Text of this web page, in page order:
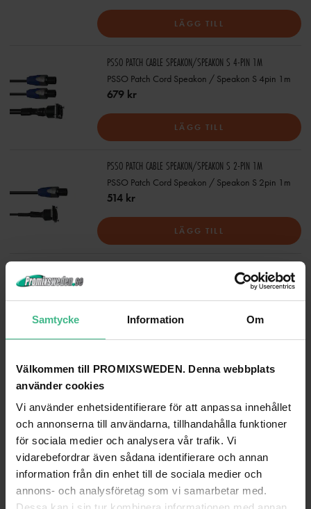
Samtycke Information Om
Välkommen till PROMIXSWEDEN. Denna webbplats
använder cookies
Vi använder enhetsidentifierare för att anpassa innehållet
och annonserna till användarna, tillhandahålla funktioner
för sociala medier och analysera vår trafik. Vi
vidarebefordrar även sådana identifierare och annan
information från din enhet till de sociala medier och
annons- och analysföretag som vi samarbetar med.
LÄGG TILL
PSSO PATCH CABLE SPEAKON/SPEAKON S 4-PIN 1M
PSSO Patch Cord Speakon / Speakon S 4pin 1m
679 kr
LÄGG TILL
PSSO PATCH CABLE SPEAKON/SPEAKON S 2-PIN 1M
PSSO Patch Cord Speakon / Speakon S 2pin 1m
514 kr
LÄGG TILL
OMNITRONIC FRONT PANEL Z-19U-SHAPED, STEEL, BK 0.5U OMNITRONIC FRONT PANEL Z-19 8X XLR